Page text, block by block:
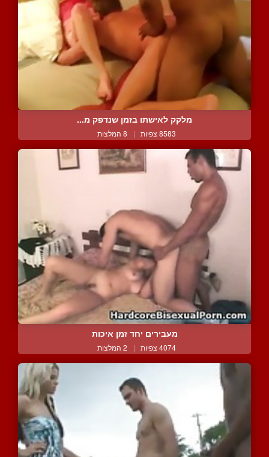
מלקק לאישתו בזמן שנדפק מ...
8583 צפיות | 8 המלצות
מעבירים יחד זמן איכות
4074 צפיות | 2 המלצות